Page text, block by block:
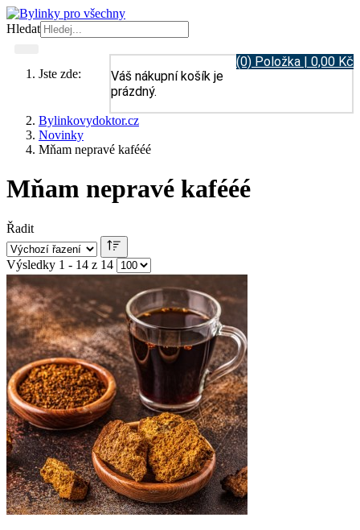
Hledat
(0) Položka | 0,00 Kč
Váš nákupní košík je
prázdný.
Jste zde:
Bylinkovydoktor.cz
Novinky
Mňam nepravé kafééé
Mňam nepravé kafééé
Řadit
Výsledky 1 - 14 z 14